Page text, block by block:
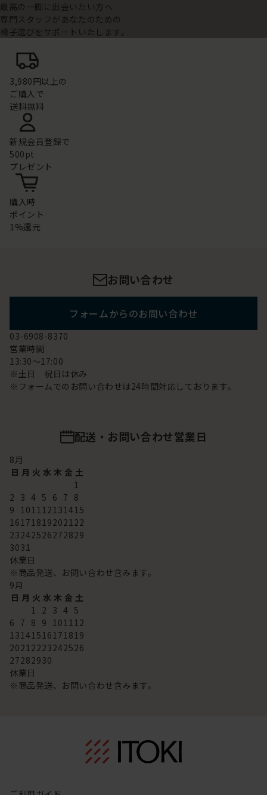
最高の一脚に出会いたい方へ
専門スタッフがあなたのための
椅子選びをサポートいたします。
3,980円以上の
ご購入で
送料無料
新規会員登録で
500pt
プレゼント
購入時
ポイント
1%還元
お問い合わせ
フォームからのお問い合わせ
03-6908-8370
営業時間
13:30～17:00
※土日 祝日は休み
※フォームでのお問い合わせは24時間対応しております。
配送・お問い合わせ営業日
8月
日 月 火 水 木 金 土
1
2 3 4 5 6 7 8
9 101112131415
16171819202122
23242526272829
3031
休業日
※商品発送、お問い合わせ含みます。
9月
日 月 火 水 木 金 土
1 2 3 4 5
6 7 8 9 101112
13141516171819
20212223242526
27282930
休業日
※商品発送、お問い合わせ含みます。